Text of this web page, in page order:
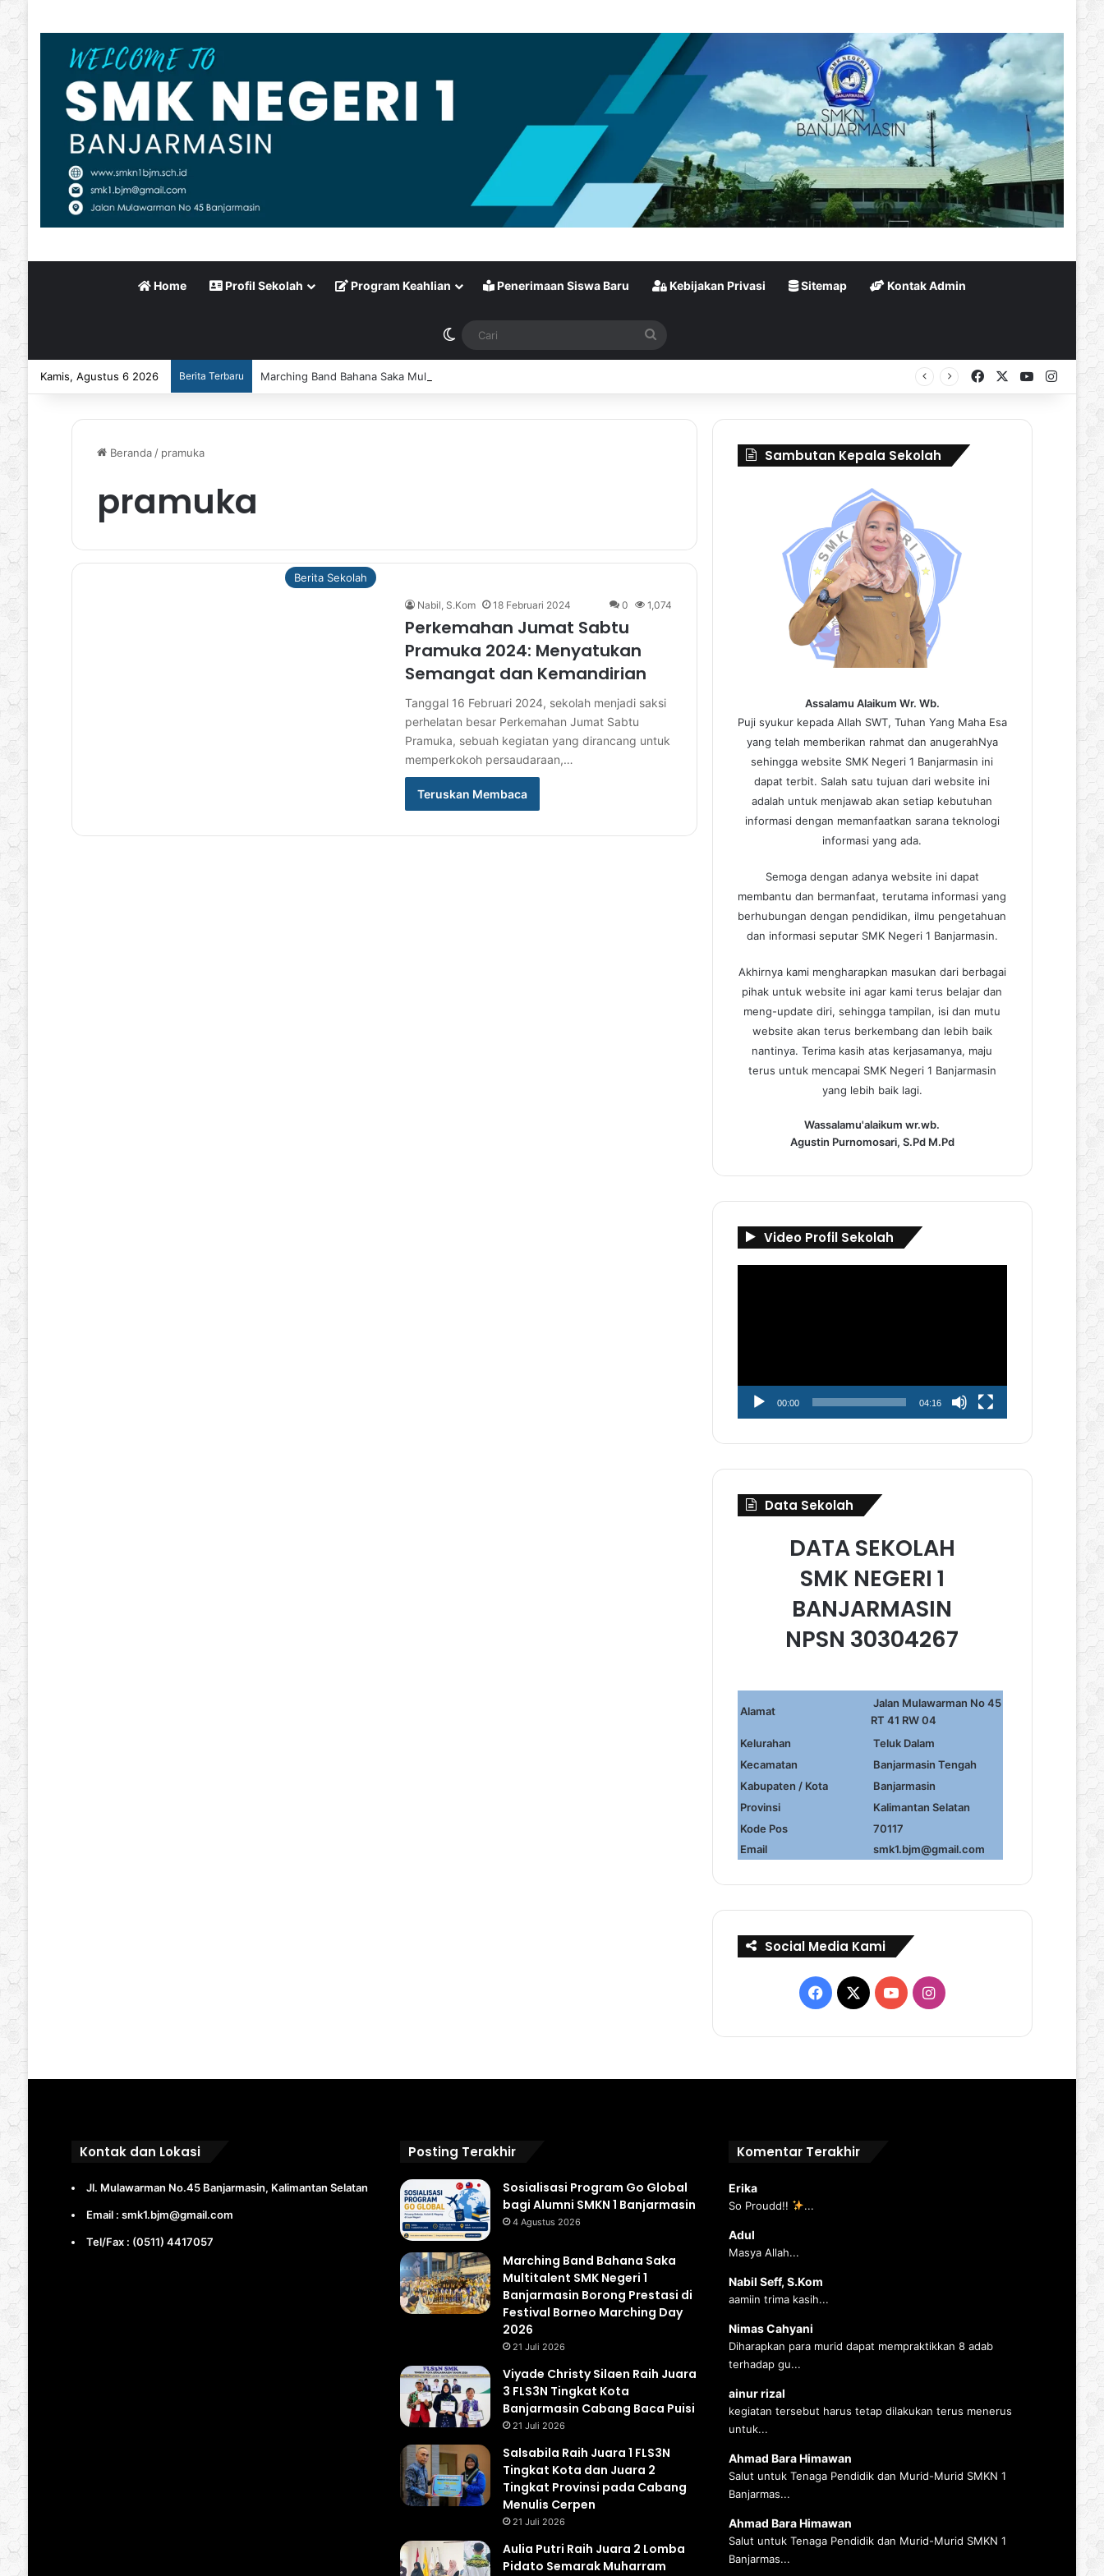
Home Profil Sekolah Program Keahlian Penerimaan Siswa Baru Kebijakan Privasi Sitemap Kontak Admin
Switch skin Cari
Kamis, Agustus 6 2026 Berita Terbaru Marching Band Bahana Saka Multitalent SMK Negeri 1 Banjarmasin Borong Prestasi di Festival Borneo Marching Day 2026 FacebookYouTube
Beranda / pramuka
pramuka
Berita Sekolah
Nabil, S.Kom 18 Februari 2024 0 1,074
Perkemahan Jumat Sabtu
Pramuka 2024: Menyatukan
Semangat dan Kemandirian
Tanggal 16 Februari 2024, sekolah menjadi saksi
perhelatan besar Perkemahan Jumat Sabtu
Pramuka, sebuah kegiatan yang dirancang untuk
memperkokoh persaudaraan,…
Teruskan Membaca
Sambutan Kepala Sekolah
Assalamu Alaikum Wr. Wb.
Puji syukur kepada Allah SWT, Tuhan Yang Maha Esa
yang telah memberikan rahmat dan anugerahNya
sehingga website SMK Negeri 1 Banjarmasin ini
dapat terbit. Salah satu tujuan dari website ini
adalah untuk menjawab akan setiap kebutuhan
informasi dengan memanfaatkan sarana teknologi
informasi yang ada.
Semoga dengan adanya website ini dapat
membantu dan bermanfaat, terutama informasi yang
berhubungan dengan pendidikan, ilmu pengetahuan
dan informasi seputar SMK Negeri 1 Banjarmasin.
Akhirnya kami mengharapkan masukan dari berbagai
pihak untuk website ini agar kami terus belajar dan
meng-update diri, sehingga tampilan, isi dan mutu
website akan terus berkembang dan lebih baik
nantinya. Terima kasih atas kerjasamanya, maju
terus untuk mencapai SMK Negeri 1 Banjarmasin
yang lebih baik lagi.
Wassalamu'alaikum wr.wb.
Agustin Purnomosari, S.Pd M.Pd
Video Profil Sekolah
00:00 04:16
Data Sekolah
DATA SEKOLAH
SMK NEGERI 1
BANJARMASIN
NPSN 30304267
Alamat
Jalan Mulawarman No 45
RT 41 RW 04
Kelurahan
Teluk Dalam
Kecamatan
Banjarmasin Tengah
Kabupaten / Kota
Banjarmasin
Provinsi
Kalimantan Selatan
Kode Pos
70117
Email
smk1.bjm@gmail.com
Social Media Kami
Facebook
X YouTubeInstagram
Kontak dan Lokasi
Jl. Mulawarman No.45 Banjarmasin, Kalimantan Selatan
Email : smk1.bjm@gmail.com
Tel/Fax : (0511) 4417057
Posting Terakhir
Sosialisasi Program Go Global
bagi Alumni SMKN 1 Banjarmasin
4 Agustus 2026
Marching Band Bahana Saka
Multitalent SMK Negeri 1
Banjarmasin Borong Prestasi di
Festival Borneo Marching Day
2026
21 Juli 2026
Viyade Christy Silaen Raih Juara
3 FLS3N Tingkat Kota
Banjarmasin Cabang Baca Puisi
21 Juli 2026
Salsabila Raih Juara 1 FLS3N
Tingkat Kota dan Juara 2
Tingkat Provinsi pada Cabang
Menulis Cerpen
21 Juli 2026
Aulia Putri Raih Juara 2 Lomba
Pidato Semarak Muharram
Komentar Terakhir
Erika
So Proudd!! ...
Adul
Masya Allah...
Nabil Seff, S.Kom
aamiin trima kasih...
Nimas Cahyani
Diharapkan para murid dapat mempraktikkan 8 adab
terhadap gu...
ainur rizal
kegiatan tersebut harus tetap dilakukan terus menerus
untuk...
Ahmad Bara Himawan
Salut untuk Tenaga Pendidik dan Murid-Murid SMKN 1
Banjarmas...
Ahmad Bara Himawan
Salut untuk Tenaga Pendidik dan Murid-Murid SMKN 1
Banjarmas...